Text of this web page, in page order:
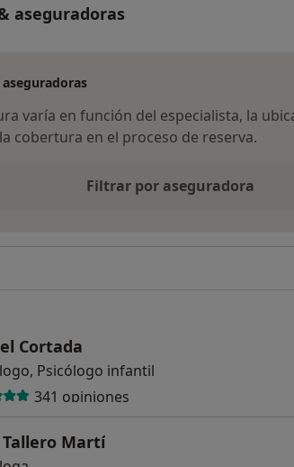
aseguradoras
varía en función del especialista, la
cobertura en el proceso de reserva.
Filtrar por aseguradora
Cortada
Psicólogo infantil
341 opiniones
Tallero Martí